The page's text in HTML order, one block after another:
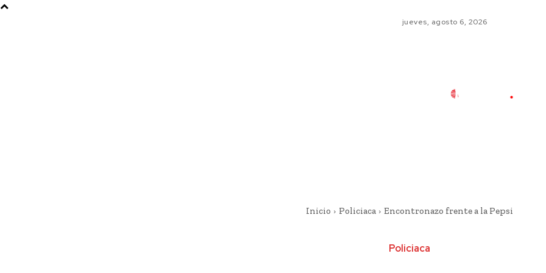
jueves, agosto 6, 2026
Inicio Policiaca Encontronazo frente a la Pepsi
Policiaca